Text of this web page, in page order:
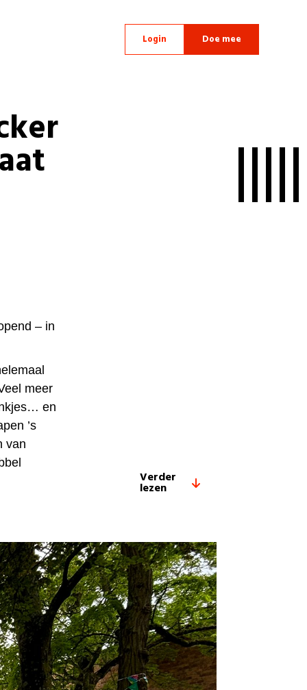
Login Doe mee
– in
meer
en
’s
van
Verder
lezen